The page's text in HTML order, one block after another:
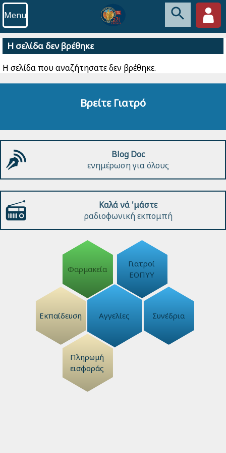
Menu
Η σελίδα δεν βρέθηκε
Η σελίδα που αναζήτησατε δεν βρέθηκε.
Βρείτε Γιατρό
Blog Doc
ενημέρωση για όλους
Καλά νά 'μάστε
ραδιοφωνική εκπομπή
Φαρμακεία
Γιατροί
ΕΟΠΥΥ
Εκπαίδευση Αγγελίες Συνέδρια
Πληρωμή
εισφοράς